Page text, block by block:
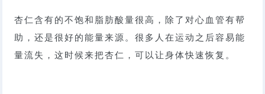
杏仁含有的不饱和脂肪酸量很高，除了对心血管有帮
助，还是很好的能量来源。很多人在运动之后容易能
量流失，这时候来把杏仁，可以让身体快速恢复。